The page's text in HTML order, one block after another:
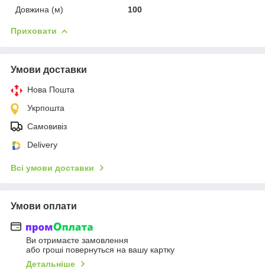
Довжина (м)
100
Приховати
Умови доставки
Нова Пошта
Укрпошта
Самовивіз
Delivery
Всі умови доставки
Умови оплати
Ви отримаєте замовлення
або гроші повернуться на вашу картку
Детальніше